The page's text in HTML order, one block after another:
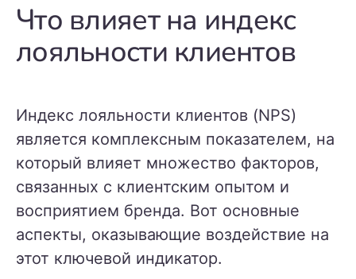
Что влияет на индекс
лояльности клиентов
Индекс лояльности клиентов (NPS)
является комплексным показателем, на
который влияет множество факторов,
связанных с клиентским опытом и
восприятием бренда. Вот основные
аспекты, оказывающие воздействие на
этот ключевой индикатор.